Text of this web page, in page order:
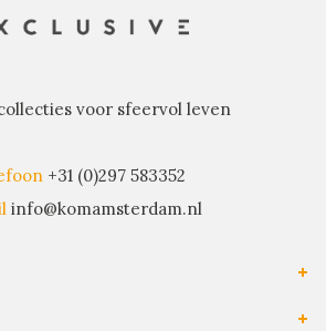
voor sfeervol leven
+31 (0)297 583352
info@komamsterdam.nl